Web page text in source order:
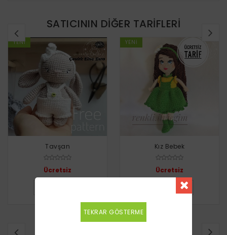
SATICININ DIĞER TARIFLERI
YENI
Tavşan
Ücretsiz
YENI
Kız Bebek
Ücretsiz
DETAYLI BILGI
BENZER TARIFLER
TEKRAR GÖSTERME